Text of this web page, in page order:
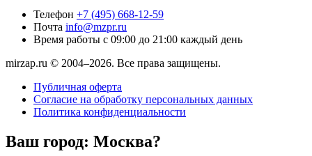
Телефон +7 (495) 668-12-59
Почта info@mzpr.ru
Время работы с 09:00 до 21:00 каждый день
mirzap.ru © 2004–2026. Все права защищены.
Публичная оферта
Согласие на обработку персональных данных
Политика конфиденциальности
Ваш город: Москва?